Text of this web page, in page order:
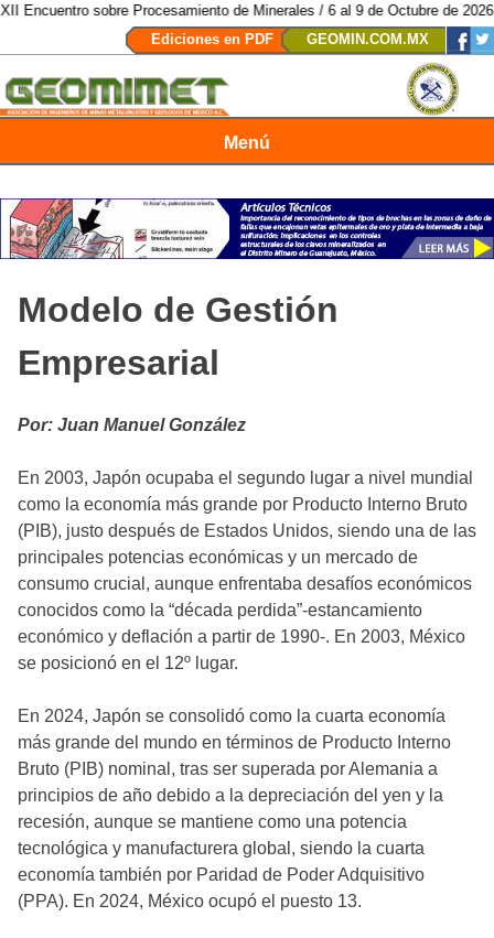
sobre Procesamiento de Minerales / 6 al 9 de Octubre de 2026 /
Ediciones en PDF
GEOMIN.COM.MX
Menú
Modelo de Gestión
Empresarial
Por: Juan Manuel González
En 2003, Japón ocupaba el segundo lugar a nivel mundial
como la economía más grande por Producto Interno Bruto
(PIB), justo después de Estados Unidos, siendo una de las
principales potencias económicas y un mercado de
consumo crucial, aunque enfrentaba desafíos económicos
conocidos como la “década perdida”-estancamiento
económico y deflación a partir de 1990-. En 2003, México
se posicionó en el 12º lugar.
En 2024, Japón se consolidó como la cuarta economía
más grande del mundo en términos de Producto Interno
Bruto (PIB) nominal, tras ser superada por Alemania a
principios de año debido a la depreciación del yen y la
recesión, aunque se mantiene como una potencia
tecnológica y manufacturera global, siendo la cuarta
economía también por Paridad de Poder Adquisitivo
(PPA). En 2024, México ocupó el puesto 13.